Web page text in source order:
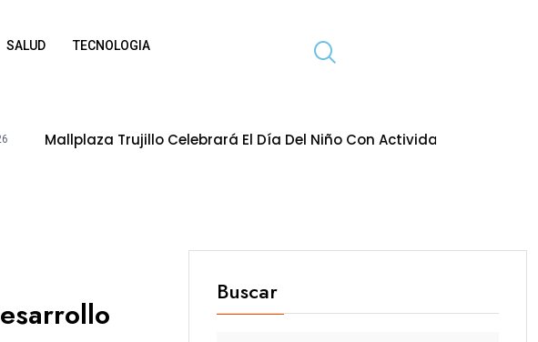
SALUD TECNOLOGIA
Trujillo Celebrará El Día Del Niño Con Actividades Gratuitas Para Toda La
Buscar